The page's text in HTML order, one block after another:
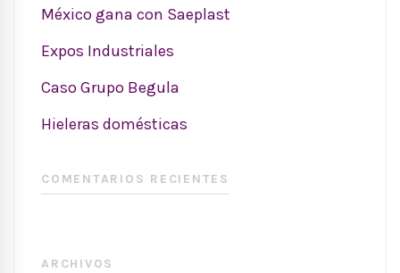
México gana con Saeplast
Expos Industriales
Caso Grupo Begula
Hieleras domésticas
COMENTARIOS RECIENTES
ARCHIVOS